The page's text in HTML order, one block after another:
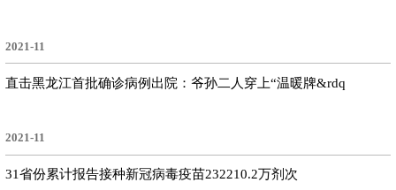
2021-11
直击黑龙江首批确诊病例出院：爷孙二人穿上“温暖牌&rdq
2021-11
31省份累计报告接种新冠病毒疫苗232210.2万剂次